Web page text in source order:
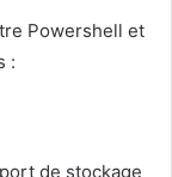
Powershell et
:
de stockage